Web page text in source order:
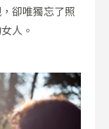
卻唯獨忘了照
人。